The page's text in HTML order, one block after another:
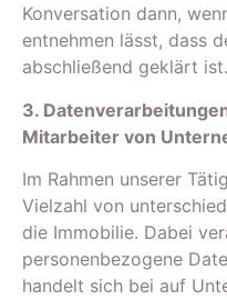
Konversation dann,
entnehmen lässt, dass
abschließend geklärt ist.
3.
Mitarbeiter von
Im Rahmen unserer
Vielzahl von
die Immobilie. Dabei
personenbezogene
handelt sich bei auf